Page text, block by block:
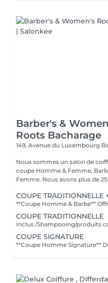
Barber's &
Roots Bacharage
149, Avenue du Luxembourg
Nous sommes un salon de
coupe Homme & Femme,
Femme. Nous avons plus de
COUPE TRADITIONNELLE
COUPE TRADITIONNELLE
Inclus /Shampooing/produits
COUPE SIGNATURE